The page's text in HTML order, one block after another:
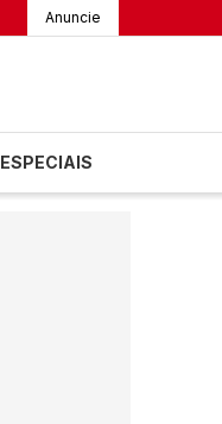
Anuncie
ESPECIAIS